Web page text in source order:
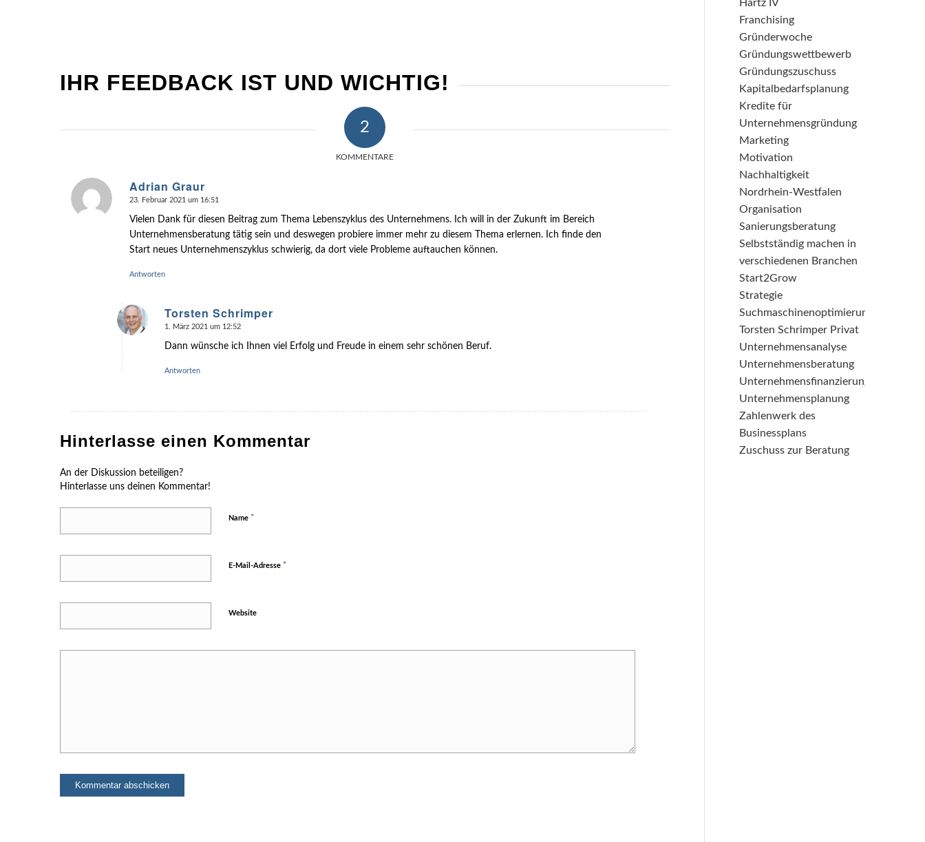
IHR FEEDBACK IST UND WICHTIG!
2
KOMMENTARE
Adrian Graur
sagte:
23. Februar 2021 um 16:51
Vielen Dank für diesen Beitrag zum Thema Lebenszyklus des Unternehmens. Ich will in der Zukunft im Bereich
Unternehmensberatung tätig sein und deswegen probiere immer mehr zu diesem Thema erlernen. Ich finde den
Start neues Unternehmenszyklus schwierig, da dort viele Probleme auftauchen können.
Antworten
Torsten Schrimper
sagte:
1. März 2021 um 12:52
Dann wünsche ich Ihnen viel Erfolg und Freude in einem sehr schönen Beruf.
Antworten
Hinterlasse einen Kommentar
An der Diskussion beteiligen?
Hinterlasse uns deinen Kommentar!
Name *
E-Mail-Adresse *
Website
Hartz IV
Franchising
Gründerwoche
Gründungswettbewerb
Gründungszuschuss
Kapitalbedarfsplanung
Kredite für
Unternehmensgründung
Marketing
Motivation
Nachhaltigkeit
Nordrhein-Westfalen
Organisation
Sanierungsberatung
Selbstständig machen in
verschiedenen Branchen
Start2Grow
Strategie
Suchmaschinenoptimierung
Torsten Schrimper Privat
Unternehmensanalyse
Unternehmensberatung
Unternehmensfinanzierung
Unternehmensplanung
Zahlenwerk des
Businessplans
Zuschuss zur Beratung